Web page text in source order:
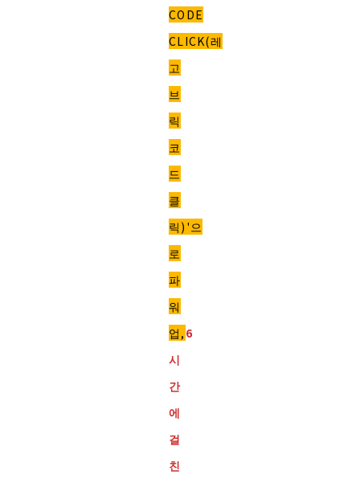
CODE
CLICK(레
고
브
릭
코
드
클
릭)'으
로
파
워
업, 6
시
간
에
걸
친